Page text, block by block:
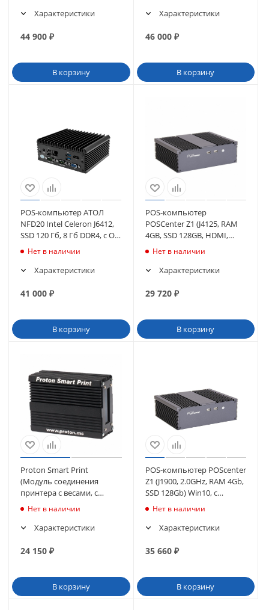
Характеристики
44 900 ₽
В корзину
Характеристики
46 000₽
В корзину
POS-компьютер АТОЛ
NFD20 Intel Celeron J6412,
SSD 120 Гб, 8 Гб DDR4, с ОС
(черный) (61841)
Нет в наличии
Характеристики
41 000 ₽
В корзину
POS-компьютер
POSCenter Z1 (J4125, RAM
4GB, SSD 128GB, HDMI,
VGA, 6*COM, 8*USB,
Нет в наличии
Характеристики
29 720₽
В корзину
Proton Smart Print
(Модуль соединения
принтера с весами, с
предустановленным ПО)
Нет в наличии
Характеристики
24 150 ₽
В корзину
POS-компьютер POScenter
Z1 (J1900, 2.0GHz, RAM 4Gb,
SSD 128Gb) Win10, с
настенным креплением
Нет в наличии
Характеристики
35 660₽
В корзину